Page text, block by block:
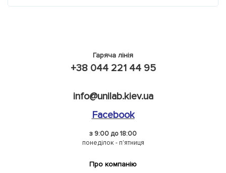
Гаряча лінія
+38 044 221 44 95
info@unilab.kiev.ua
Facebook
з 9:00 до 18:00
понеділок - п'ятниця
Про компанію